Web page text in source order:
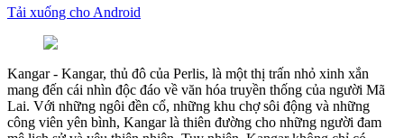
Tải xuống cho Android
Kangar- Kangar, thủ đô của Perlis, là một thị trấn nhỏ xinh xắn
mang đến cái nhìn độc đáo về văn hóa truyền thống của người Mã
Lai. Với những ngôi đền cổ, những khu chợ sôi động và những
công viên yên bình, Kangar là thiên đường cho những người đam